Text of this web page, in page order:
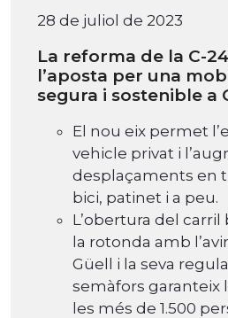
28 de juliol de 2023
La reforma de la C-
l’aposta per una
segura i sostenible a
El nou eix permet
vehicle privat i
desplaçaments en
bici, patinet i a peu.
L’obertura del carril
la rotonda amb
Güell i la seva
semàfors garanteix
les més de 1.500